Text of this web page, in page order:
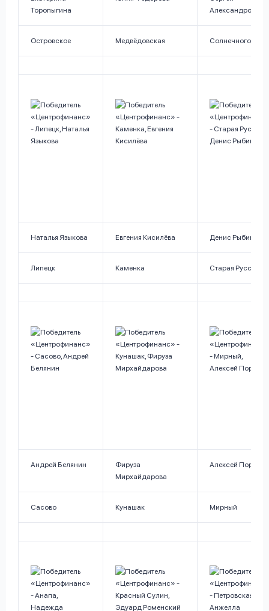
Торопыгина
Александров
Островское Медвёдовская Солнечногорск
Наталья Языкова Евгения Кисилёва Денис Рыбин
Липецк Каменка Старая Русса
Андрей Белянин
Фируза
Мирхайдарова
Алексей Поршнев
Сасово Кунашак Мирный